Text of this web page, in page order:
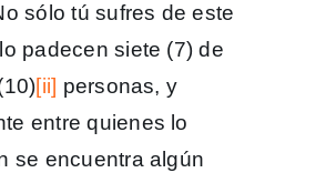
sólo tú sufres de este
padecen siete (7) de
[ii] personas, y
entre quienes lo
se encuentra algún